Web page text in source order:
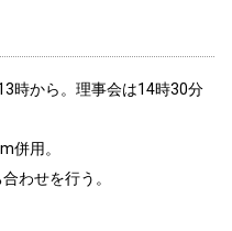
時から。理事会は14時30分
併用。
せを行う。